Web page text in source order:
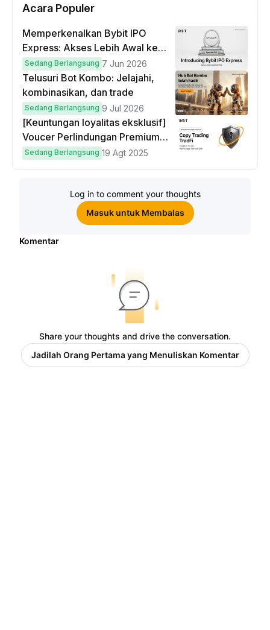
Acara Populer
Memperkenalkan Bybit IPO
Express: Akses Lebih Awal ke
IPO Global!
Sedang Berlangsung 7 Jun 2026
Telusuri Bot Kombo: Jelajahi,
kombinasikan, dan trade
Sedang Berlangsung 9 Jul 2026
[Keuntungan loyalitas eksklusif]
Voucer Perlindungan Premium
hingga $50
Sedang Berlangsung 19 Agt 2025
Log in to comment your thoughts
Masuk untuk Membalas
Komentar
Share your thoughts and drive the conversation.
Jadilah Orang Pertama yang Menuliskan Komentar